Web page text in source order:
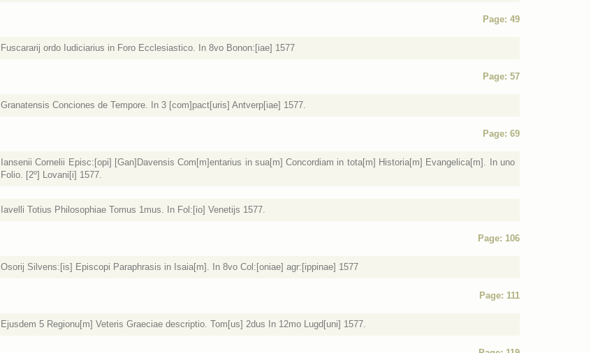
Page: 49
Fuscararij ordo Iudiciarius in Foro Ecclesiastico. In 8vo Bonon:[iae] 1577
Page: 57
Granatensis Conciones de Tempore. In 3 [com]pact[uris] Antverp[iae] 1577.
Page: 69
Iansenii Cornelii Episc:[opi] [Gan]Davensis Com[m]entarius in sua[m] Concordiam in tota[m] Historia[m] Evangelica[m]. In uno
Folio. [2º] Lovani[i] 1577.
Iavelli Totius Philosophiae Tomus 1mus. In Fol:[io] Venetijs 1577.
Page: 106
Osorij Silvens:[is] Episcopi Paraphrasis in Isaia[m]. In 8vo Col:[oniae] agr:[ippinae] 1577
Page: 111
Ejusdem 5 Regionu[m] Veteris Graeciae descriptio. Tom[us] 2dus In 12mo Lugd[uni] 1577.